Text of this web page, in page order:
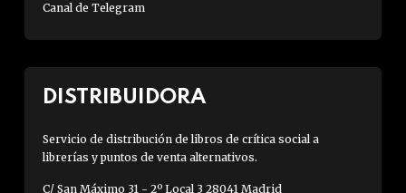
Canal de Telegram
DISTRIBUIDORA
Servicio de distribución de libros de crítica social a
librerías y puntos de venta alternativos.
C/ San Máximo 31 - 2º Local 3 28041 Madrid